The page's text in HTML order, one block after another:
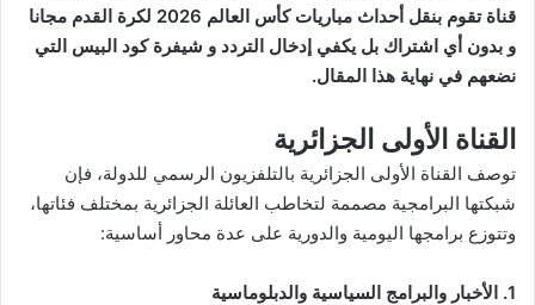
قناة تقوم بنقل أحداث مباريات كأس العالم 2026 لكرة القدم مجانا
و بدون أي اشتراك بل يكفي إدخال التردد و شيفرة كود البيس التي
نضعهم في نهاية هذا المقال.
القناة الأولى الجزائرية
توصف القناة الأولى الجزائرية بالتلفزيون الرسمي للدولة، فإن
شبكتها البرامجية مصممة لتخاطب العائلة الجزائرية بمختلف فئاتها،
وتتوزع برامجها اليومية والدورية على عدة محاور أساسية:
1. الأخبار والبرامج السياسية والدبلوماسية